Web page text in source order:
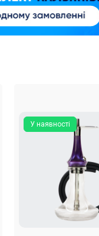
У наявності